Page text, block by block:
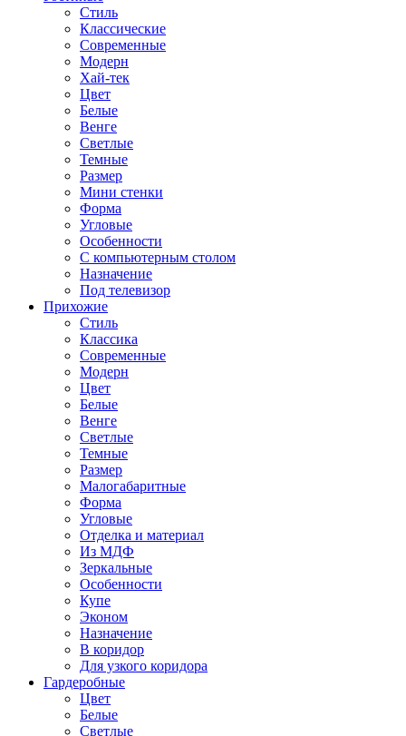
Стиль
Классические
Современные
Модерн
Хай-тек
Цвет
Белые
Венге
Светлые
Темные
Размер
Мини стенки
Форма
Угловые
Особенности
С компьютерным столом
Назначение
Под телевизор
Прихожие
Стиль
Классика
Современные
Модерн
Цвет
Белые
Венге
Светлые
Темные
Размер
Малогабаритные
Форма
Угловые
Отделка и материал
Из МДФ
Зеркальные
Особенности
Купе
Эконом
Назначение
В коридор
Для узкого коридора
Гардеробные
Цвет
Белые
Светлые